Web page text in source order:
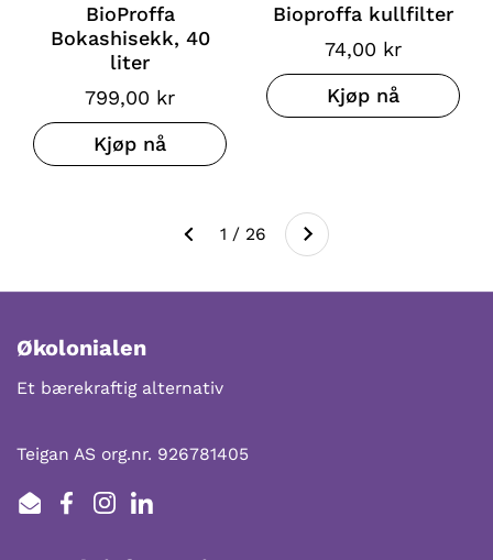
BioProffa
Bokashisekk, 40
liter
799,00 kr
Kjøp nå
Bioproffa kullfilter
74,00 kr
Kjøp nå
Forrige 1 / 26 Neste
Økolonialen
Et bærekraftig alternativ
Teigan AS org.nr. 926781405
EmailFacebook
Instagram
LinkedIn